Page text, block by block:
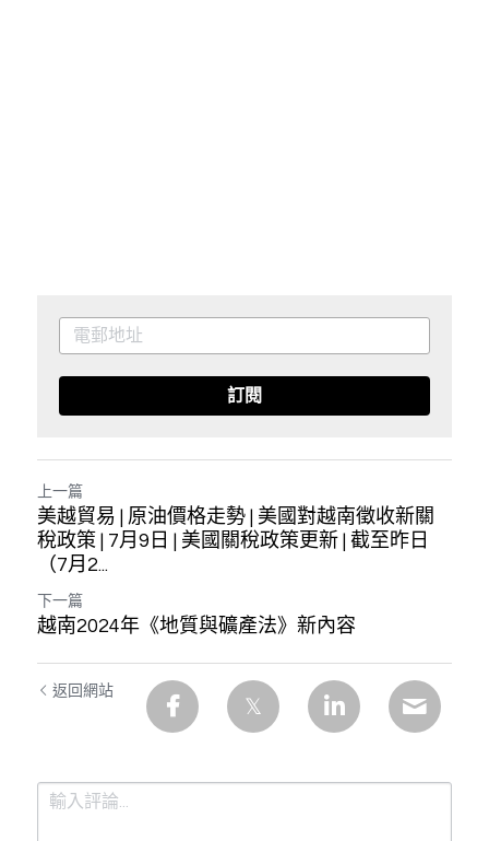
訂閱
上一篇
美越貿易 | 原油價格走勢 | 美國對越南徵收新關
稅政策 | 7月9日 | 美國關稅政策更新 | 截至昨日
（7月2...
下一篇
越南2024年《地質與礦產法》新內容
返回網站